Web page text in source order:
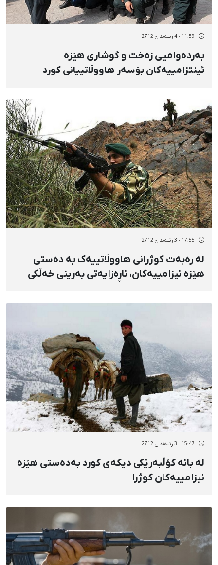
11:59 - 4 رێبەندان 2712
بەردەوامیی زەخت و گوشاری هێزە
ئینتزامییەکان بۆسەر هاووڵاتییانی کورد
17:55 - 3 رێبەندان 2712
لە رەبەت کوژرانی هاووڵاتییەک بە دەستی
هێزە نیزامییەکان، ناڕەزایەتی بەرینی خەڵکی
15:47 - 3 رێبەندان 2712
لە بانە کۆڵبەرێکی دیکەی کورد بەدەستی هێزە
نیزامییەکان کوژرا